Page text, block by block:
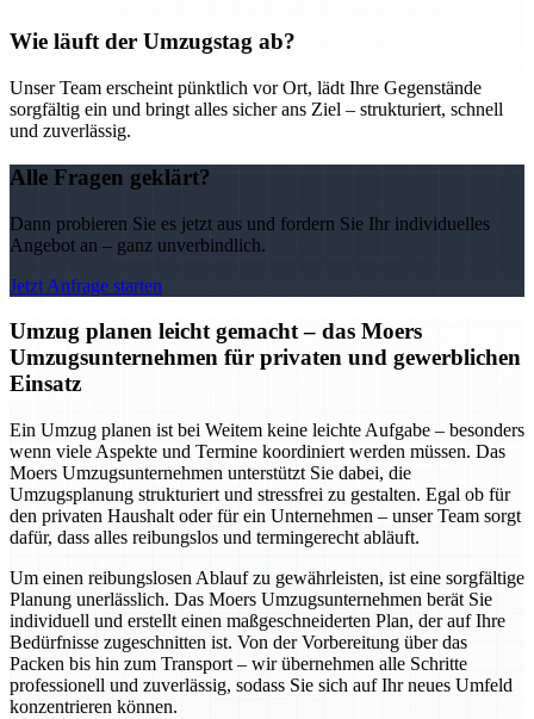
Wie läuft der Umzugstag ab?
Unser Team erscheint pünktlich vor Ort, lädt Ihre Gegenstände
sorgfältig ein und bringt alles sicher ans Ziel – strukturiert, schnell
und zuverlässig.
Alle Fragen geklärt?
Dann probieren Sie es jetzt aus und fordern Sie Ihr individuelles
Angebot an – ganz unverbindlich.
Jetzt Anfrage starten
Umzug planen leicht gemacht – das Moers
Umzugsunternehmen für privaten und gewerblichen
Einsatz
Ein Umzug planen ist bei Weitem keine leichte Aufgabe – besonders
wenn viele Aspekte und Termine koordiniert werden müssen. Das
Moers Umzugsunternehmen unterstützt Sie dabei, die
Umzugsplanung strukturiert und stressfrei zu gestalten. Egal ob für
den privaten Haushalt oder für ein Unternehmen – unser Team sorgt
dafür, dass alles reibungslos und termingerecht abläuft.
Um einen reibungslosen Ablauf zu gewährleisten, ist eine sorgfältige
Planung unerlässlich. Das Moers Umzugsunternehmen berät Sie
individuell und erstellt einen maßgeschneiderten Plan, der auf Ihre
Bedürfnisse zugeschnitten ist. Von der Vorbereitung über das
Packen bis hin zum Transport – wir übernehmen alle Schritte
professionell und zuverlässig, sodass Sie sich auf Ihr neues Umfeld
konzentrieren können.